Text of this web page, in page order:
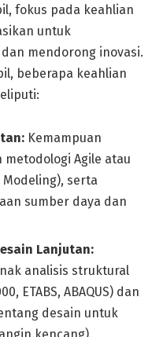
fokus pada keahlian
untuk
mendorong inovasi.
beberapa keahlian
Kemampuan
Agile atau
serta
sumber daya dan
Lanjutan:
analisis struktural
ETABS, ABAQUS) dan
desain untuk